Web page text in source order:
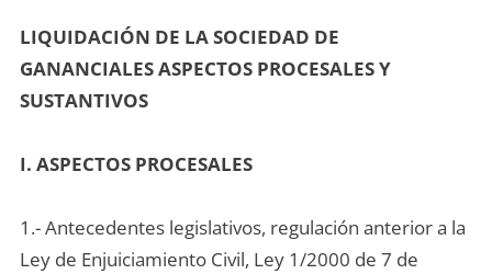
LIQUIDACIÓN DE LA SOCIEDAD DE
GANANCIALES ASPECTOS PROCESALES Y
SUSTANTIVOS
I. ASPECTOS PROCESALES
1.- Antecedentes legislativos, regulación anterior a la
Ley de Enjuiciamiento Civil, Ley 1/2000 de 7 de